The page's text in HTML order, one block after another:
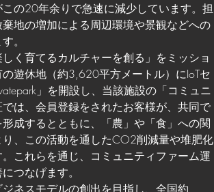
の20年余りで急速に減少しています。担
地の増加による周辺環境や景観などへの
。
く育てるカルチャーを創る」をミッショ
遊休地（約3,620平方メートル）にIoTセ
」を開設し、当該施設の「コミュニ
は、会員登録をされたお客様が、共同で
成するとともに、「農」や「食」への関
、この活動を通したCO2削減量や堆肥化
これらを通じ、コミュニティファーム運
つなげます。
ネスモデルの創出を目指し、全国約